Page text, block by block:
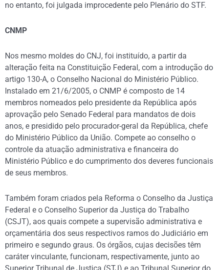
no entanto, foi julgada improcedente pelo Plenário do STF.
CNMP
Nos mesmo moldes do CNJ, foi instituído, a partir da
alteração feita na Constituição Federal, com a introdução do
artigo 130-A, o Conselho Nacional do Ministério Público.
Instalado em 21/6/2005, o CNMP é composto de 14
membros nomeados pelo presidente da República após
aprovação pelo Senado Federal para mandatos de dois
anos, e presidido pelo procurador-geral da República, chefe
do Ministério Público da União. Compete ao conselho o
controle da atuação administrativa e financeira do
Ministério Público e do cumprimento dos deveres funcionais
de seus membros.
Também foram criados pela Reforma o Conselho da Justiça
Federal e o Conselho Superior da Justiça do Trabalho
(CSJT), aos quais compete a supervisão administrativa e
orçamentária dos seus respectivos ramos do Judiciário em
primeiro e segundo graus. Os órgãos, cujas decisões têm
caráter vinculante, funcionam, respectivamente, junto ao